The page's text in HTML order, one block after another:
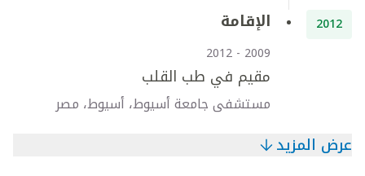
2012 الإقامة
2009 - 2012
مقيم في طب القلب
مستشفى جامعة أسيوط، أسيوط، مصر
عرض المزيد